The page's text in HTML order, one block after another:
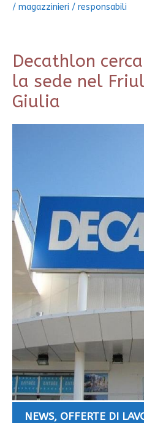
/ magazzinieri / responsabili
Decathlon
la sede nel
Giulia
NEWS, OFFERTE DI